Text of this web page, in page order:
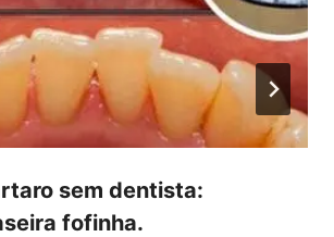
sem dentista:
fofinha.